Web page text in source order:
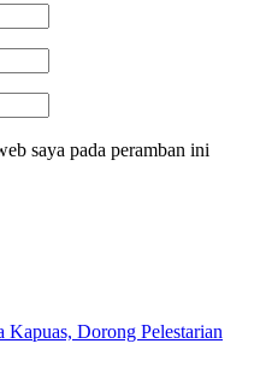
saya pada peramban ini
Dorong Pelestarian